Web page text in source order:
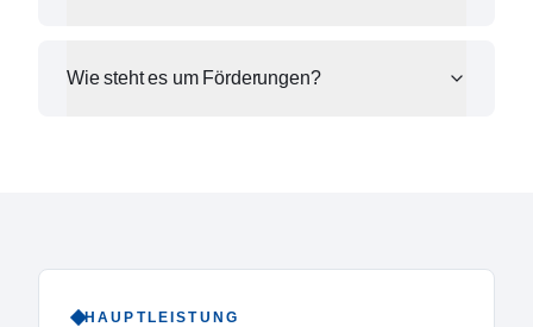
Wie steht es um Förderungen?
HAUPTLEISTUNG